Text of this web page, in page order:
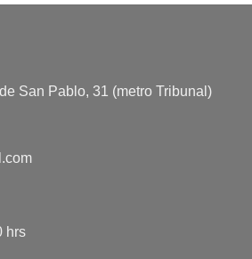
San Pablo, 31 (metro Tribunal)
hrs